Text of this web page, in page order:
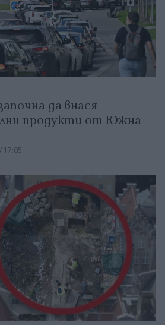
да внася
продукти от Южна
17:05